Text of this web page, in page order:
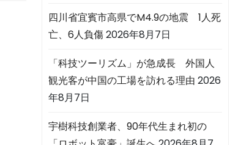
四川省宜賓市高県でM4.9の地震 1人死
亡、6人負傷2026年8月7日
「科技ツーリズム」が急成長 外国人
観光客が中国の工場を訪れる理由 2026
年8月7日
宇樹科技創業者、90年代生まれ初の